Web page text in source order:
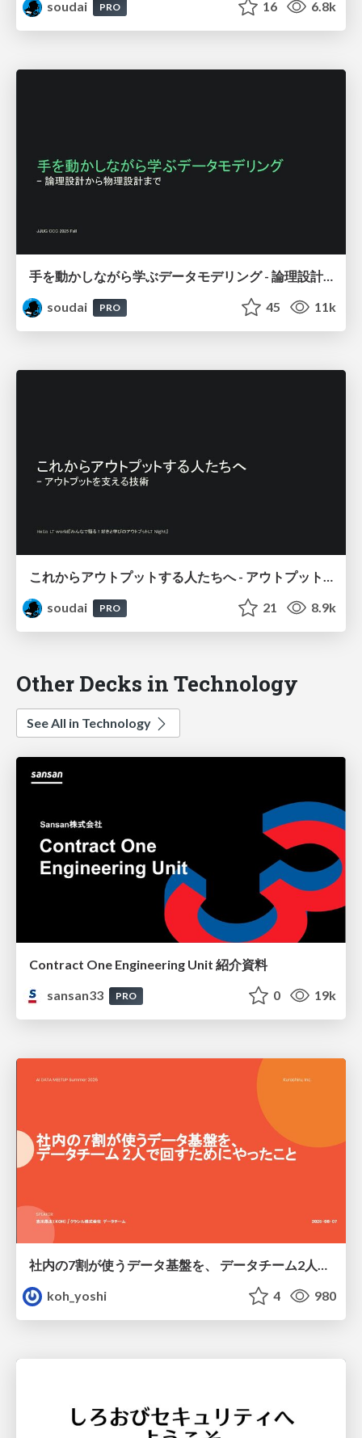
soudai PRO 16 6.8k
手を動かしながら学ぶデータモデリング - 論理設計から物理設計まで / Data modeling
soudai
PRO 45 11k
これからアウトプットする人たちへ - アウトプットを支える技術 / that support output
soudai
PRO 21 8.9k
Other Decks in Technology
See All in Technology
Contract One Engineering Unit 紹介資料
sansan33
PRO 0 19k
社内の7割が使うデータ基盤を、 データチーム2人で回すためにやったこと
koh_yoshi
4 980